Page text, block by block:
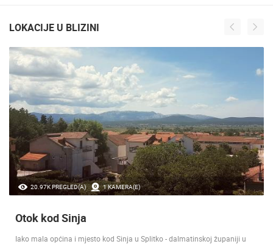
LOKACIJE U BLIZINI
20.97K PREGLED(A) 1 KAMERA(E)
Otok kod Sinja
Iako mala općina i mjesto kod Sinja u Splitko - dalmatinskoj županiji u